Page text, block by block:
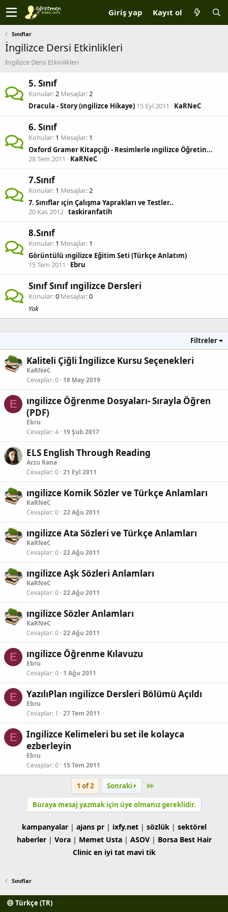
Giriş yap Kayıt ol
Sınıflar
İngilizce Dersi Etkinlikleri
İngilizce Dersi Etkinlikleri
5. Sınıf
Konular 2 Mesajlar 2
Dracula - Story (ıngilizce Hikaye) 15 Eyl 2011 KaRNeC
6. Sınıf
Konular 1 Mesajlar 1
Oxford Gramer Kitapçığı - Resimlerle ıngilizce Öğretin...
28 Tem 2011
KaRNeC
7.Sınıf
Konular 1 Mesajlar 2
7. Sınıflar ıçin Çalışma Yaprakları ve Testler..
20 Kas 2012 taskiranfatih
8.Sınıf
Konular 1 Mesajlar 1
Görüntülü ıngilizce Eğitim Seti (Türkçe Anlatım)
15 Tem 2011
Ebru
Sınıf Sınıf ıngilizce Dersleri
Konular 0 Mesajlar 0
Yok
Filtreler
Kaliteli Çiğli İngilizce Kursu Seçenekleri
KaRNeC
Cevaplar 0 18 May 2019
E
ıngilizce Öğrenme Dosyaları- Sırayla Öğren
(PDF)
Ebru
Cevaplar 4 19 Şub 2017
ELS English Through Reading
Arzu Rana
Cevaplar 0 21 Eyl 2011
ıngilizce Komik Sözler ve Türkçe Anlamları
KaRNeC
Cevaplar 0 22 Ağu 2011
ıngilizce Ata Sözleri ve Türkçe Anlamları
KaRNeC
Cevaplar 0 22 Ağu 2011
ıngilizce Aşk Sözleri Anlamları
KaRNeC
Cevaplar 0 22 Ağu 2011
ıngilizce Sözler Anlamları
KaRNeC
Cevaplar 0 22 Ağu 2011
E ıngilizce Öğrenme Kılavuzu
Ebru
Cevaplar 0 1 Ağu 2011
E YazılıPlan ıngilizce Dersleri Bölümü Açıldı
Ebru
Cevaplar 1 27 Tem 2011
E
Ingilizce Kelimeleri bu set ile kolayca
ezberleyin
Ebru
Cevaplar 0 15 Tem 2011
1 of 2 Sonraki Son
Buraya mesaj yazmak için üye olmanız gereklidir.
kampanyalar| ajans pr| ixfy.net| sözlük| sektörel
haberler| Vora| Memet Usta| ASOV| Borsa Best Hair
Clinic en iyi tat mavi tik
Sınıflar
Türkçe (TR)